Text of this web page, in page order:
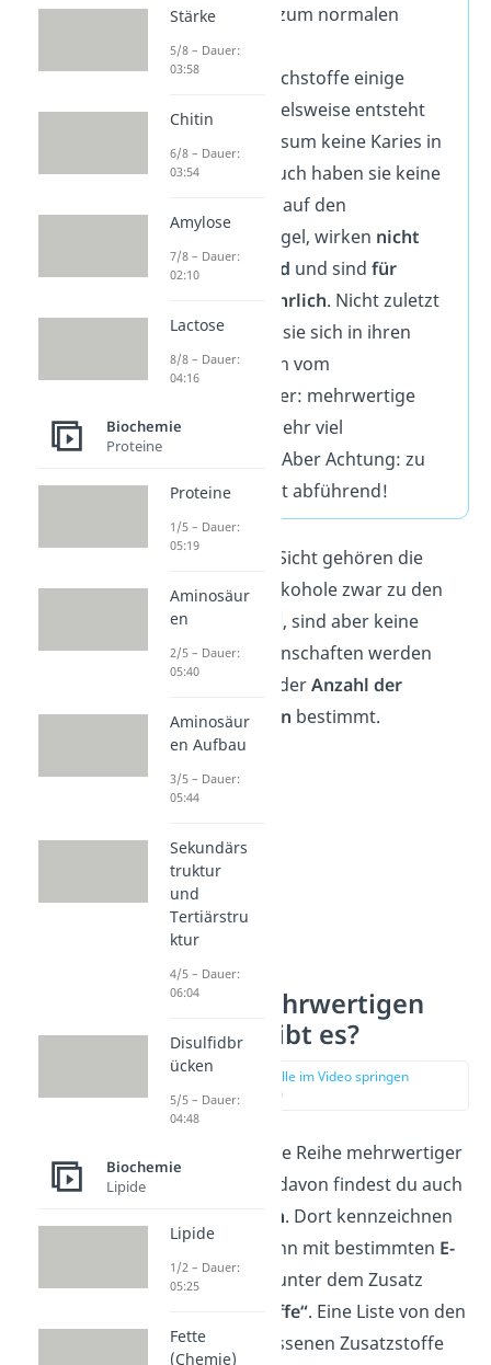
Im Gegensatz zum normalen
Zucker haben
Zuckeraustauschstoffe einige
Vorteile. Beispielsweise entsteht
durch den Konsum keine Karies in
den Zähnen. Auch haben sie keine
Auswirkungen auf den
Blutzuckerspiegel, wirken nicht
alkoholisierend und sind für
Kinder ungefährlich. Nicht zuletzt
unterscheiden sie sich in ihren
Kaloriendichten vom
Haushaltszucker: mehrwertige
Alkohole sind sehr viel
energieärmer. Aber Achtung: zu
viel davon wirkt abführend!
Aus chemischer Sicht gehören die
mehrwertigen Alkohole zwar zu den
Kohlenhydraten , sind aber keine
Zucker. Ihre Eigenschaften werden
maßgeblich von derAnzahl der
Hydroxylgruppen bestimmt.
Welche mehrwertigen
Alkohole gibt es?
zur Stelle im Video springen
(01:21)
Es gibt eine ganze Reihe mehrwertiger
Alkohole. Einige davon findest du auch
Lebensmitteln. Dort kennzeichnen
Hersteller sie dann mit bestimmten E-
Nummernoder unter dem Zusatz
„enthält Süßstoffe“. Eine Liste von den
in der EU zugelassenen Zusatzstoffe
Stärke
5/8 – Dauer:
03:58
Chitin
6/8 – Dauer:
03:54
Amylose
7/8 – Dauer:
02:10
Lactose
8/8 – Dauer:
04:16
Biochemie
Proteine
Proteine
1/5 – Dauer:
05:19
Aminosäur
en
2/5 – Dauer:
05:40
Aminosäur
en Aufbau
3/5 – Dauer:
05:44
Sekundärs
truktur
und
Tertiärstru
ktur
4/5 – Dauer:
06:04
Disulfidbr
ücken
5/5 – Dauer:
04:48
Biochemie
Lipide
Lipide
1/2 – Dauer:
05:25
Fette
(Chemie)